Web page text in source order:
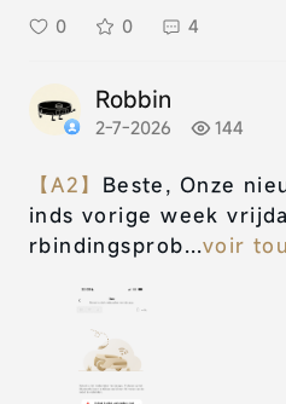
0 0 4
Robbin
2-7-2026 144
【A2】 Beste, Onze
inds vorige week
rbindingsprob...voir